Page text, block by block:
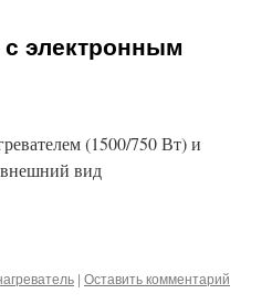
с электронным
(1500/750 Вт) и
вид
| Оставить комментарий